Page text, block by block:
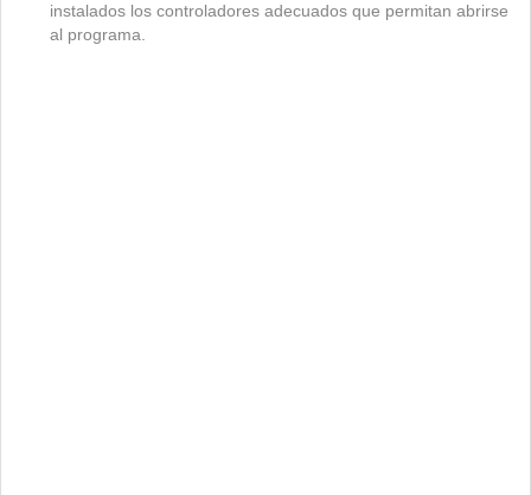
instalados los controladores adecuados que permitan abrirse
al programa.